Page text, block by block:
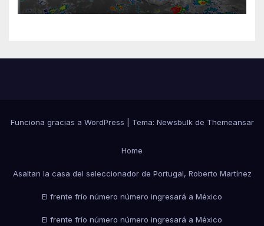
Funciona gracias a WordPress Tema: Newsbulkde Themeansar
Home
Asaltan la casa del seleccionador de Portugal, Roberto Martínez
El frente frío número número ingresará a México
El frente frío número número ingresará a México